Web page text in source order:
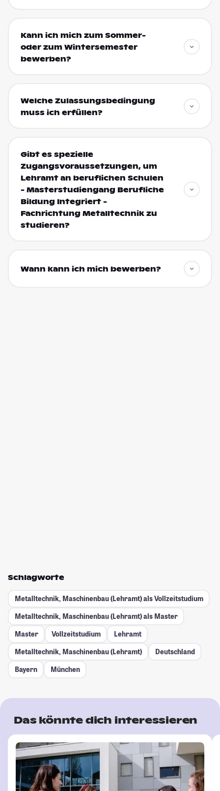
Kann ich mich zum Sommer-
oder zum Wintersemester
bewerben?
Welche Zulassungsbedingung
muss ich erfüllen?
Gibt es spezielle
Zugangsvoraussetzungen, um
Lehramt an beruflichen Schulen
- Masterstudiengang Berufliche
Bildung Integriert -
Fachrichtung Metalltechnik zu
studieren?
Wann kann ich mich bewerben?
Schlagworte
Metalltechnik, Maschinenbau (Lehramt) als Vollzeitstudium
Metalltechnik, Maschinenbau (Lehramt) als Master
Master
Vollzeitstudium
Lehramt
Metalltechnik, Maschinenbau (Lehramt)
Deutschland
Bayern
München
Das könnte dich interessieren